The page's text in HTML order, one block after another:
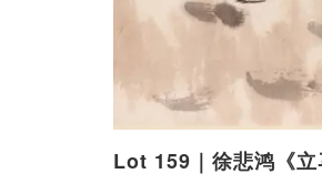
Lot 159｜徐悲鸿《